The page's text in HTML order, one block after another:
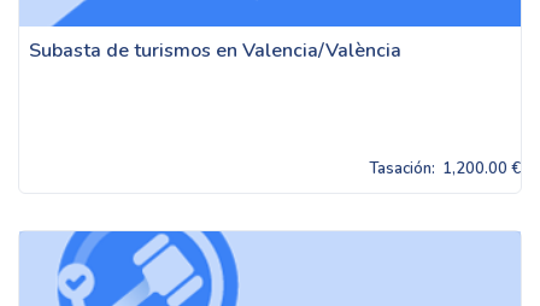
Subasta de turismos en Valencia/València
Tasación: 1,200.00 €